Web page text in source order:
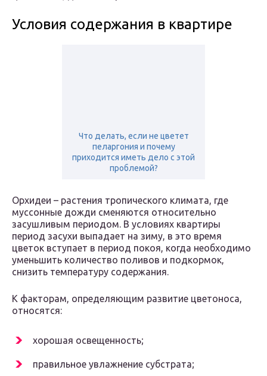
Условия содержания в квартире
Что делать, если не цветет
пеларгония и почему
приходится иметь дело с этой
проблемой?
Орхидеи – растения тропического климата, где
муссонные дожди сменяются относительно
засушливым периодом. В условиях квартиры
период засухи выпадает на зиму, в это время
цветок вступает в период покоя, когда необходимо
уменьшить количество поливов и подкормок,
снизить температуру содержания.
К факторам, определяющим развитие цветоноса,
относятся:
хорошая освещенность;
правильное увлажнение субстрата;